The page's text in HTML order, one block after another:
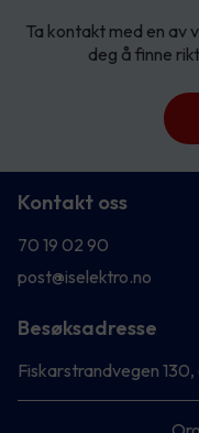
Ta kontakt med en av
deg å finne
Kontakt oss
70 19 02 90
post@iselektro.no
Besøksadresse
Fiskarstrandvegen